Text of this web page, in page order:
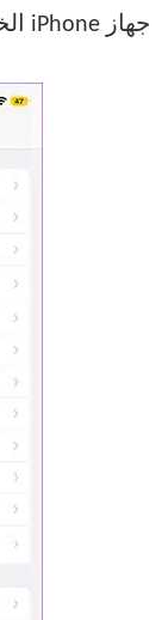
جهاز iPhone الخاص بك وانتقل إلى